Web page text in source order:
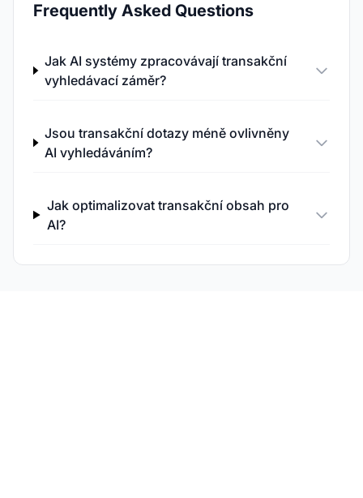
Frequently Asked Questions
Jak AI systémy zpracovávají transakční
vyhledávací záměr?
Jsou transakční dotazy méně ovlivněny
AI vyhledáváním?
Jak optimalizovat transakční obsah pro
AI?